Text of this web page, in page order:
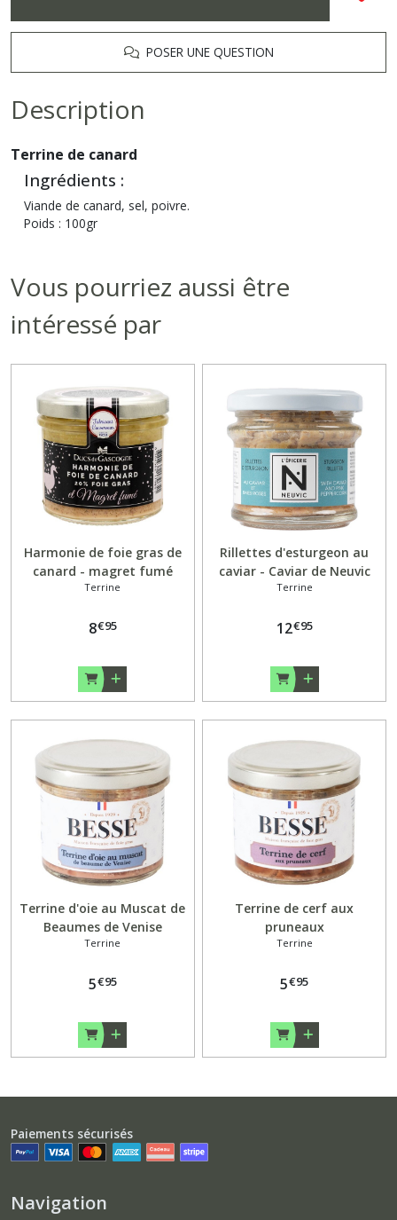
POSER UNE QUESTION
Description
Terrine de canard
Ingrédients :
Viande de canard, sel, poivre.
Poids : 100gr
Vous pourriez aussi être
intéressé par
Harmonie de foie gras de
canard - magret fumé
Terrine
8€95
Rillettes d'esturgeon au
caviar - Caviar de Neuvic
Terrine
12€95
Terrine d'oie au Muscat de
Beaumes de Venise
Terrine
5€95
Terrine de cerf aux
pruneaux
Terrine
5€95
Paiements sécurisés
Navigation